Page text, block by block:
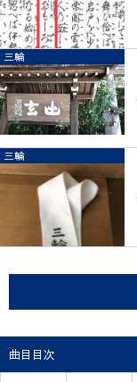
三輪
三輪
曲目目次